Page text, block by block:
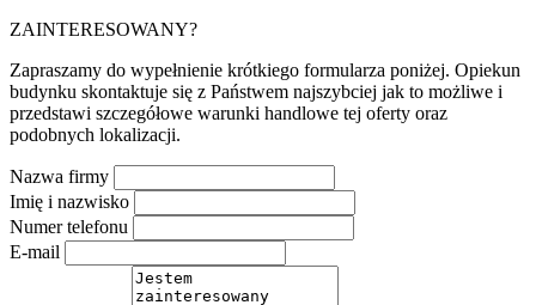
ZAINTERESOWANY?
Zapraszamy do wypełnienie krótkiego formularza poniżej. Opiekun
budynku skontaktuje się z Państwem najszybciej jak to możliwe i
przedstawi szczegółowe warunki handlowe tej oferty oraz
podobnych lokalizacji.
Nazwa firmy
Imię i nazwisko
Numer telefonu
E-mail